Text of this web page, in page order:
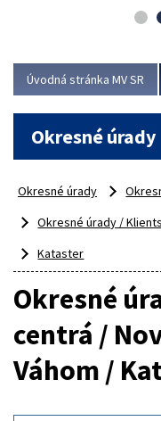
asociácie poisťovní
Viac
Úvodná stránka MV SR
Okresné úrady
Okresné úrady
Okresné úrady /
Kataster
Okresné
centrá /
Váhom /